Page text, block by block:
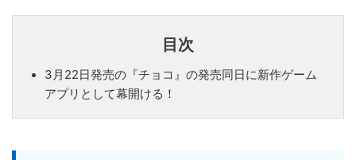
目次
3月22日発売の『チョコ』の発売同日に新作ゲーム
アプリとして幕開ける！